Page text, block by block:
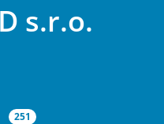
s.r.o.
251